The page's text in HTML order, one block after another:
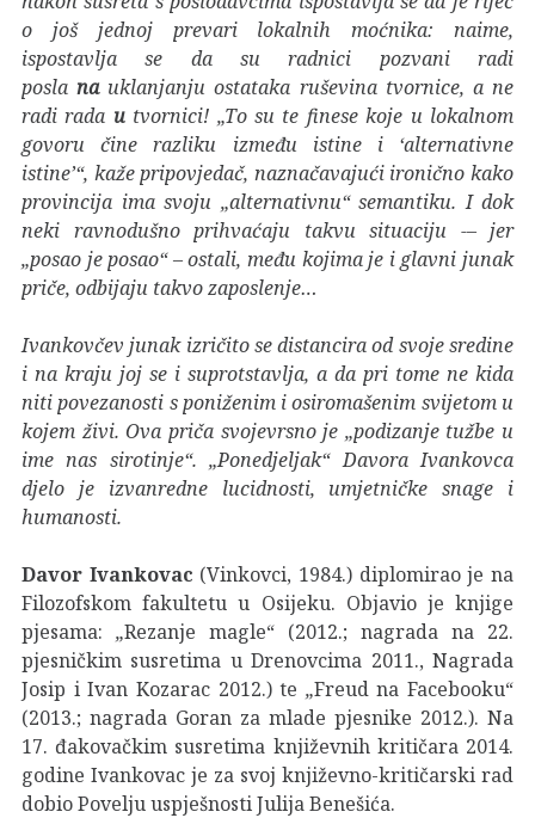
o još jednoj prevari lokalnih moćnika: naime,
ispostavlja se da su radnici pozvani radi
posla na uklanjanju ostataka ruševina tvornice, a ne
radi rada utvornici! „To su te finese koje u lokalnom
govoru čine razliku između istine i ‘alternativne
istine’“, kaže pripovjedač, naznačavajući ironično kako
provincija ima svoju „alternativnu“ semantiku. I dok
neki ravnodušno prihvaćaju takvu situaciju -– jer
„posao je posao“ – ostali, među kojima je i glavni junak
priče, odbijaju takvo zaposlenje…
Ivankovčev junak izričito se distancira od svoje sredine
i na kraju joj se i suprotstavlja, a da pri tome ne kida
niti povezanosti s poniženim i osiromašenim svijetom u
kojem živi. Ova priča svojevrsno je „podizanje tužbe u
ime nas sirotinje“. „Ponedjeljak“ Davora Ivankovca
djelo je izvanredne lucidnosti, umjetničke snage i
humanosti.
Davor Ivankovac (Vinkovci, 1984.) diplomirao je na
Filozofskom fakultetu u Osijeku. Objavio je knjige
pjesama: „Rezanje magle“ (2012.; nagrada na 22.
pjesničkim susretima u Drenovcima 2011., Nagrada
Josip i Ivan Kozarac 2012.) te „Freud na Facebooku“
(2013.; nagrada Goran za mlade pjesnike 2012.). Na
17. đakovačkim susretima književnih kritičara 2014.
godine Ivankovac je za svoj književno-kritičarski rad
dobio Povelju uspješnosti Julija Benešića.